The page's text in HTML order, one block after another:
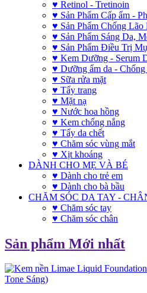
♥ Retinol - Tretinoin
♥ Sản Phẩm Cấp ẩm -
♥ Sản Phẩm Chống Lão
♥ Sản Phẩm Sáng Da,
♥ Sản Phẩm Điều Trị
♥ Kem Dưỡng - Serum
♥ Dưỡng ẩm da - Chống
♥ Sữa rửa mặt
♥ Tẩy trang
♥ Mặt nạ
♥ Nước hoa hồng
♥ Kem chống nắng
♥ Tẩy da chết
♥ Chăm sóc vùng mắt
♥ Xịt khoáng
DÀNH CHO MẸ VÀ BÉ
♥ Dành cho trẻ em
♥ Dành cho bà bầu
CHĂM SÓC DA TAY -
♥ Chăm sóc tay
♥ Chăm sóc chân
Sản phẩm Mới nhất